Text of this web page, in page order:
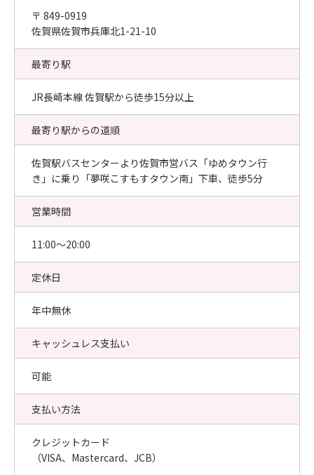
〒 849-0919
佐賀県佐賀市兵庫北1-21-10
最寄り駅
JR長崎本線 佐賀駅から徒歩15分以上
最寄り駅からの道順
佐賀駅バスセンターより佐賀市営バス「ゆめタウン行
き」に乗り「夢咲こすもすタウン南」下車、徒歩5分
営業時間
11:00〜20:00
定休日
年中無休
キャッシュレス支払い
可能
支払い方法
クレジットカード
（VISA、Mastercard、JCB）